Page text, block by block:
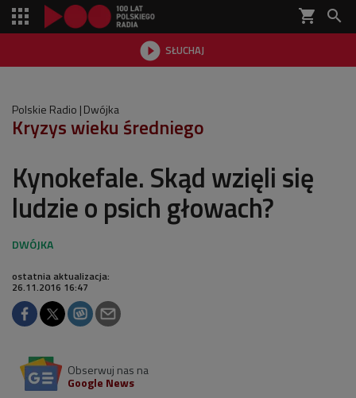
shopping_cart 
 SŁUCHAJ

Polskie Radio Dwójka
Kryzys wieku średniego
Kynokefale. Skąd wzięli się
ludzie o psich głowach?
ostatnia aktualizacja:
26.11.2016 16:47
Obserwuj nas na
Google News